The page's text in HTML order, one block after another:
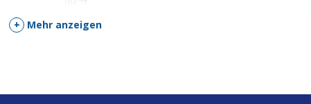
von Temperatur, Luftqualität oder
+ Mehr anzeigen